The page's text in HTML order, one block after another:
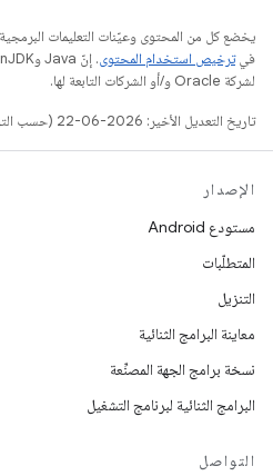
يخضع كل من المحتوى وعيّنات التعليمات
فيترخيص استخدام المحتوى
لشركة Oracle و/أو الشركات التابعة لها.
تاريخ التعديل الأخير: 2026-06-22 (حسب التوقيت العالمي المتفَّق عليه)
الإصدار
مستودع Android
المتطلّبات
التنزيل
معاينة البرامج الثنائية
نسخة برامج الجهة المصنِّعة
البرامج الثنائية لبرنامج التشغيل
التواصل